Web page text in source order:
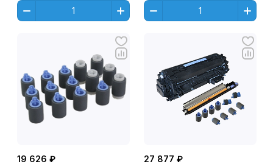
19 626 ₽
27 877 ₽